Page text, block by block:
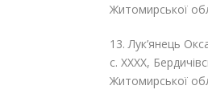
Житомирської
13. Лук’янець
с. ХХХХ,
Житомирської